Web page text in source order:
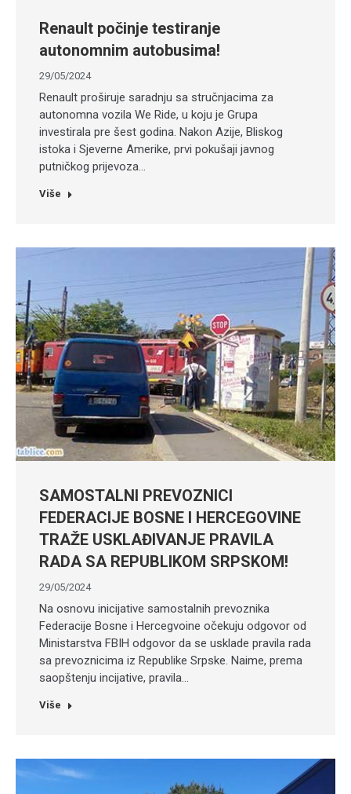
Renault počinje testiranje
autonomnim autobusima!
29/05/2024
Renault proširuje saradnju sa stručnjacima za
autonomna vozila We Ride, u koju je Grupa
investirala pre šest godina. Nakon Azije, Bliskog
istoka i Sjeverne Amerike, prvi pokušaji javnog
putničkog prijevoza…
Više
SAMOSTALNI PREVOZNICI
FEDERACIJE BOSNE I HERCEGOVINE
TRAŽE USKLAĐIVANJE PRAVILA
RADA SA REPUBLIKOM SRPSKOM!
29/05/2024
Na osnovu inicijative samostalnih prevoznika
Federacije Bosne i Hercegvoine očekuju odgovor od
Ministarstva FBIH odgovor da se usklade pravila rada
sa prevoznicima iz Republike Srpske. Naime, prema
saopštenju incijative, pravila…
Više